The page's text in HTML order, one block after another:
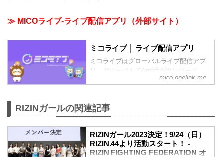
≫ MICOライブ-ライブ配信アプリ（外部サイト）
ミコライブ │ ライブ配信アプリ
ミコライブはグローバルライブ配信アプ
リ。グローバルでApp総ダウンロード
数、3億突破！！日本のみならず、世界中
式サイトです。
mico.onelink.me
RIZINガールの関連記事
RIZINガール2023決定！9/24（日）
RIZIN.44より活動スタート！ -
RIZIN FIGHTING FEDERATION オ